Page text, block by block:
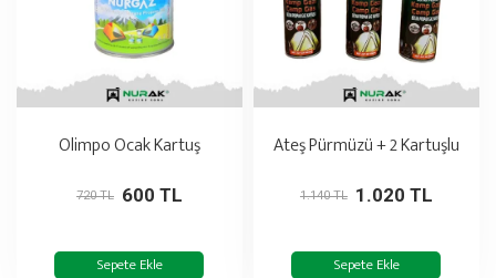
Olimpo Ocak Kartuş
600 TL
720 TL
Sepete Ekle
Ateş Pürmüzü + 2 Kartuşlu
1.020 TL
1.140 TL
Sepete Ekle